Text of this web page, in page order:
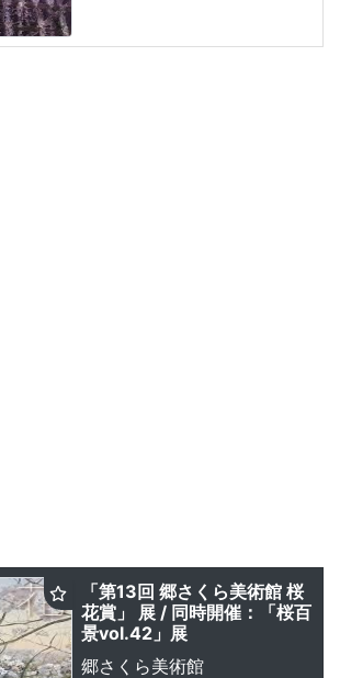
「第13回 郷さくら美術館 桜
花賞」 展 / 同時開催：「桜百
景vol.42」展
郷さくら美術館